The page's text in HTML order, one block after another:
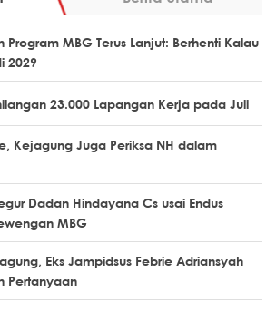
Program MBG Terus Lanjut: Berhenti Kalau
2029
23.000 Lapangan Kerja pada Juli
Kejagung Juga Periksa NH dalam
Dadan Hindayana Cs usai Endus
MBG
Eks Jampidsus Febrie Adriansyah
Pertanyaan